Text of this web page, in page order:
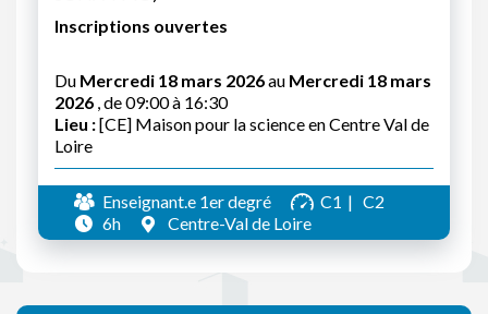
Inscriptions ouvertes
Du Mercredi 18 mars 2026au Mercredi 18 mars
2026 , de 09:00 à 16:30
Lieu :[CE] Maison pour la science en Centre Val de
Loire
Enseignant.e 1er degré C1
C2
6h
Centre-Val de Loire